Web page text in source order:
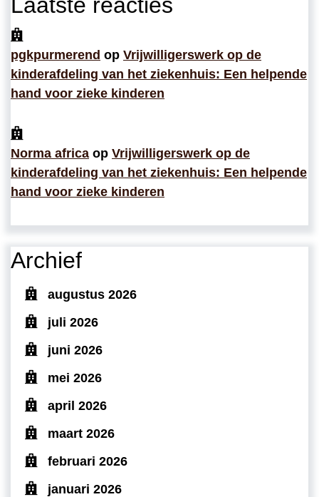
pgkpurmerend op Vrijwilligerswerk op de
kinderafdeling van het ziekenhuis: Een helpende
hand voor zieke kinderen
Norma africa op Vrijwilligerswerk op de
kinderafdeling van het ziekenhuis: Een helpende
hand voor zieke kinderen
Archief
augustus 2026
juli 2026
juni 2026
mei 2026
april 2026
maart 2026
februari 2026
januari 2026